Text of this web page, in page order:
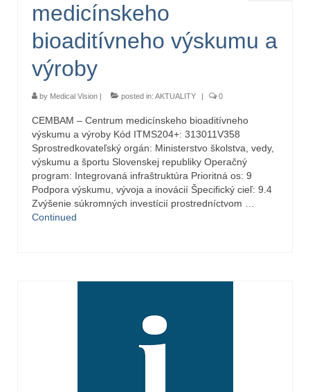
medicínskeho
bioaditívneho výskumu a
výroby
by Medical Vision | posted in: AKTUALITY | 0
CEMBAM – Centrum medicínskeho bioaditívneho
výskumu a výroby Kód ITMS204+: 313011V358
Sprostredkovateľský orgán: Ministerstvo školstva, vedy,
výskumu a športu Slovenskej republiky Operačný
program: Integrovaná infraštruktúra Prioritná os: 9
Podpora výskumu, vývoja a inovácií Špecifický cieľ: 9.4
Zvýšenie súkromných investícií prostredníctvom …
Continued